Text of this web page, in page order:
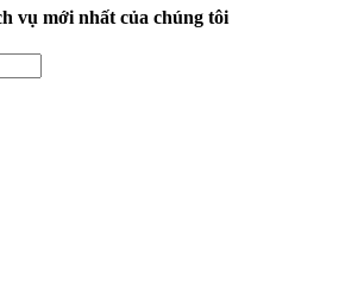
vụ mới nhất của chúng tôi